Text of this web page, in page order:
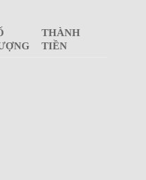
THÀNH
TIỀN